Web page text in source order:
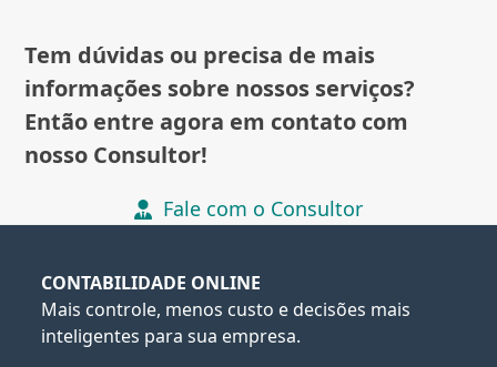
Tem dúvidas ou precisa de mais
informações sobre nossos serviços?
Então entre agora em contato com
nosso Consultor!
Fale com o Consultor
CONTABILIDADE ONLINE
Mais controle, menos custo e decisões mais
inteligentes para sua empresa.